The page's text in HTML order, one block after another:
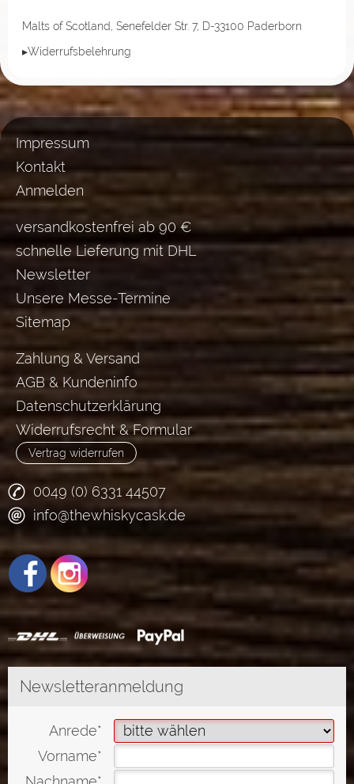
Malts of Scotland, Senefelder Str. 7, D-33100 Paderborn
▸Widerrufsbelehrung
Impressum
Kontakt
Anmelden
versandkostenfrei ab 90 €
schnelle Lieferung mit DHL
Newsletter
Unsere Messe-Termine
Sitemap
Zahlung & Versand
AGB & Kundeninfo
Datenschutzerklärung
Widerrufsrecht & Formular
Vertrag widerrufen
0049 (0) 6331 44507
info@thewhiskycask.de